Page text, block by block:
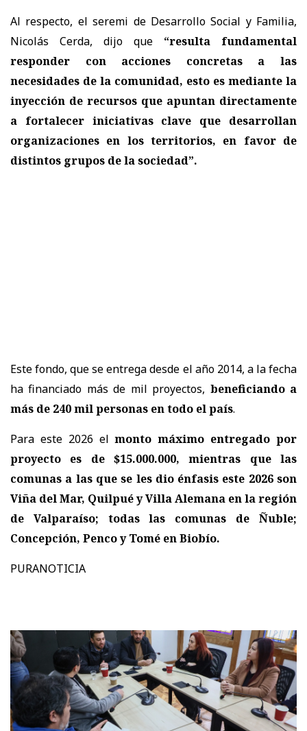
Al respecto, el seremi de Desarrollo Social y Familia,
Nicolás Cerda, dijo que “resulta fundamental
responder con acciones concretas a las
necesidades de la comunidad, esto es mediante la
inyección de recursos que apuntan directamente
a fortalecer iniciativas clave que desarrollan
organizaciones en los territorios, en favor de
distintos grupos de la sociedad”.
Este fondo, que se entrega desde el año 2014, a la fecha
ha financiado más de mil proyectos, beneficiando a
más de 240 mil personas en todo el país.
Para este 2026 elmonto máximo entregado por
proyecto es de $15.000.000, mientras que las
comunas a las que se les dio énfasis este 2026 son
Viña del Mar, Quilpué y Villa Alemana en la región
de Valparaíso; todas las comunas de Ñuble;
Concepción, Penco y Tomé en Biobío.
PURANOTICIA